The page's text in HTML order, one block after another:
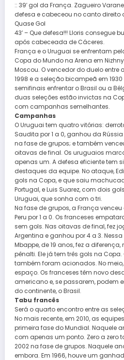
:: 39′ gol da França. Zagueiro
defesa e cabeceou no canto direito
Quase Gol
43′ – Que defesa!!! Lloris consegue
após cabeceada de Cáceres.
França e o Uruguai se enfrentam
Copa do Mundo na Arena em
Moscou. O vencedor do duelo
1998 e a seleção bicampeã em
semifinais enfrentar o Brasil ou a
duas seleções estão invictas na
com campanhas semelhantes.
Campanhas
O Uruguai tem quatro vitórias:
Saudita por 1 a 0, ganhou da
na fase de grupos; e também
oitavas de final. Os uruguaios
apenas um. A defesa eficiente tem
destaques da equipe. No ataque,
gols na Copa, e que saiu
Portugal, e Luis Suarez, com dois
Uruguai, que sonha com o tri.
Na fase de grupos, a França venceu
Peru por 1 a 0. Os franceses
sem gols. Nas oitavas de final, fez
Argentina e ganhou por 4 a 3.
Mbappe, de 19 anos, fez a
pênalti. Ele já tem três gols na
também foram acionados. No
espaço. Os franceses têm novo
americano e, se passarem, podem
do continente, o Brasil.
Tabu francês
Será o quarto encontro entre as
No mais recente, em 2010, as
primeira fase do Mundial. Naquele
com apenas um ponto. Zero a zero
2002 na fase de grupos. Naquele
embora. Em 1966, houve um